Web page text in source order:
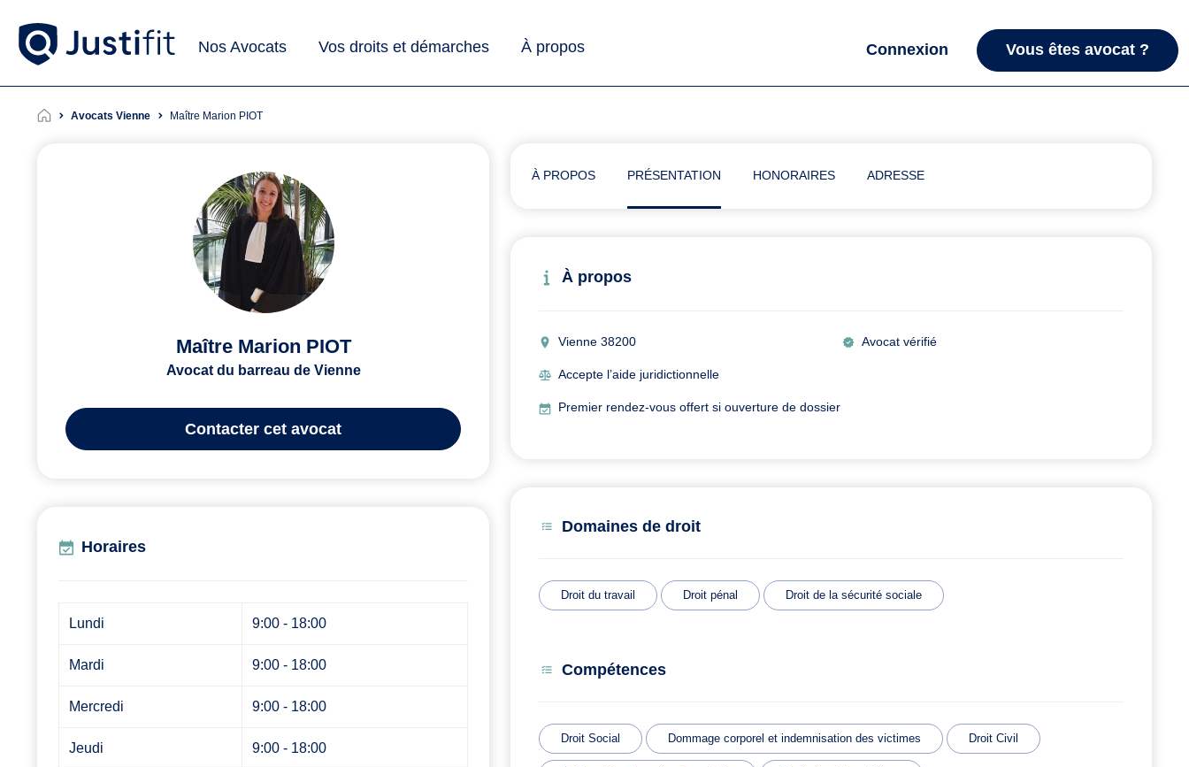
Nos Avocats Vos droits et démarches À propos Connexion Vous êtes avocat ?
Avocats Vienne Maître Marion PIOT
Maître Marion PIOT
Avocat du barreau de Vienne
Contacter cet avocat
Horaires
Lundi 9:00 - 18:00
Mardi 9:00 - 18:00
Mercredi 9:00 - 18:00
Jeudi 9:00 - 18:00
À PROPOS PRÉSENTATION HONORAIRES ADRESSE
À propos
Vienne 38200 Avocat vérifié
Accepte l’aide juridictionnelle
Premier rendez-vous offert si ouverture de dossier
Domaines de droit
Droit du travail Droit pénal Droit de la sécurité sociale
Compétences
Droit Social Dommage corporel et indemnisation des victimes Droit Civil